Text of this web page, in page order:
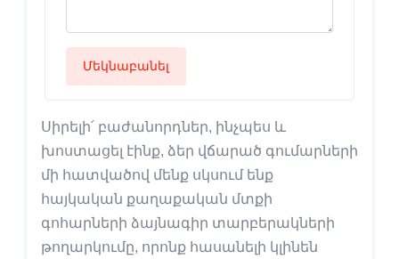
Մեկնաբանել
Սիրելի՛ բաժանորդներ, ինչպես և
խոստացել էինք, ձեր վճարած գումարների
մի հատվածով մենք սկսում ենք
հայկական քաղաքական մտքի
գոհարների ձայնագիր տարբերակների
թողարկումը, որոնք հասանելի կլինեն